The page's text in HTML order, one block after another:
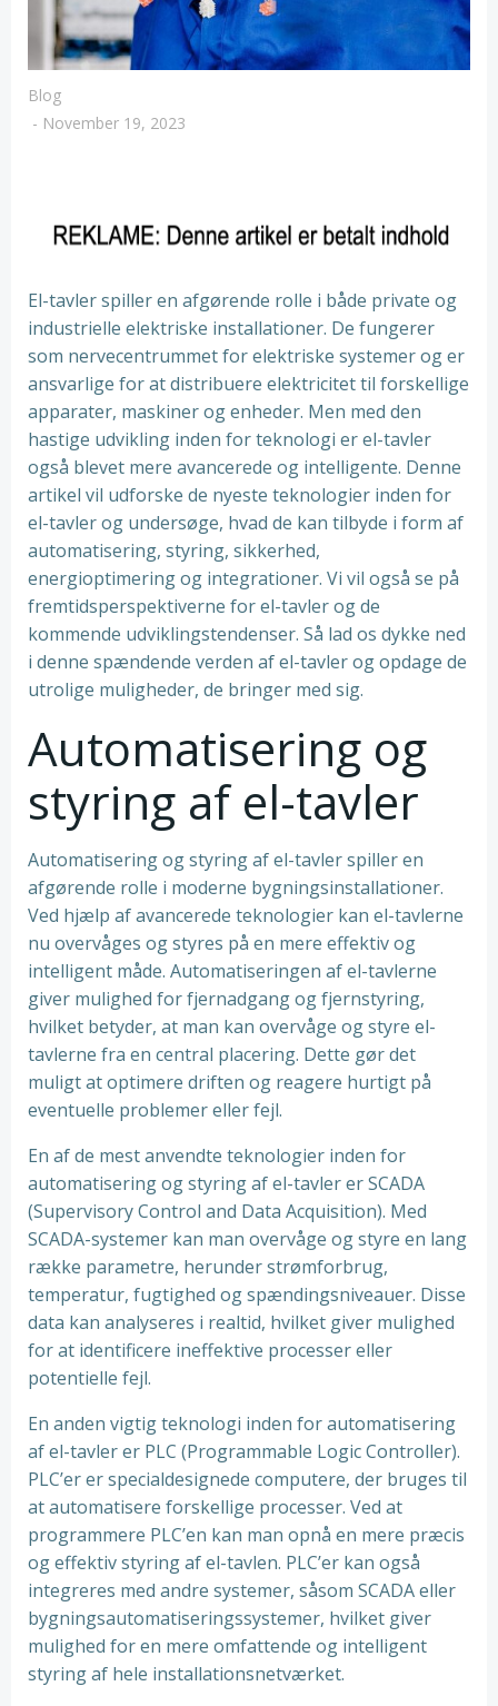
Blog
- November 19, 2023
El-tavler spiller en afgørende rolle i både private og
industrielle elektriske installationer. De fungerer
som nervecentrummet for elektriske systemer og er
ansvarlige for at distribuere elektricitet til forskellige
apparater, maskiner og enheder. Men med den
hastige udvikling inden for teknologi er el-tavler
også blevet mere avancerede og intelligente. Denne
artikel vil udforske de nyeste teknologier inden for
el-tavler og undersøge, hvad de kan tilbyde i form af
automatisering, styring, sikkerhed,
energioptimering og integrationer. Vi vil også se på
fremtidsperspektiverne for el-tavler og de
kommende udviklingstendenser. Så lad os dykke ned
i denne spændende verden af el-tavler og opdage de
utrolige muligheder, de bringer med sig.
Automatisering og
styring af el-tavler
Automatisering og styring af el-tavler spiller en
afgørende rolle i moderne bygningsinstallationer.
Ved hjælp af avancerede teknologier kan el-tavlerne
nu overvåges og styres på en mere effektiv og
intelligent måde. Automatiseringen af el-tavlerne
giver mulighed for fjernadgang og fjernstyring,
hvilket betyder, at man kan overvåge og styre el-
tavlerne fra en central placering. Dette gør det
muligt at optimere driften og reagere hurtigt på
eventuelle problemer eller fejl.
En af de mest anvendte teknologier inden for
automatisering og styring af el-tavler er SCADA
(Supervisory Control and Data Acquisition). Med
SCADA-systemer kan man overvåge og styre en lang
række parametre, herunder strømforbrug,
temperatur, fugtighed og spændingsniveauer. Disse
data kan analyseres i realtid, hvilket giver mulighed
for at identificere ineffektive processer eller
potentielle fejl.
En anden vigtig teknologi inden for automatisering
af el-tavler er PLC (Programmable Logic Controller).
PLC’er er specialdesignede computere, der bruges til
at automatisere forskellige processer. Ved at
programmere PLC’en kan man opnå en mere præcis
og effektiv styring af el-tavlen. PLC’er kan også
integreres med andre systemer, såsom SCADA eller
bygningsautomatiseringssystemer, hvilket giver
mulighed for en mere omfattende og intelligent
styring af hele installationsnetværket.